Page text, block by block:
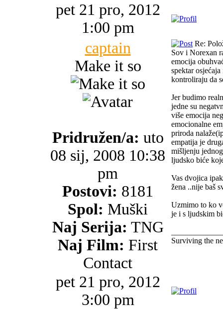
pet 21 pro, 2012
1:00 pm
captain
Make it so
Pridružen/a: uto
08 sij, 2008 10:38
pm
Postovi: 8181
Spol: Muški
Naj Serija: TNG
Naj Film: First
Contact
Re:
Sov i Norexan
emocija
spektar
kontroliraju da
Jer budimo
jedne su
više emocija
emocionalne
priroda
empatija je
mišljenju
ljudsko biće
Vas dvojica
žena ..nije baš
Uzmimo to ko
je i s ljudskim
Surviving the
pet 21 pro, 2012
3:00 pm